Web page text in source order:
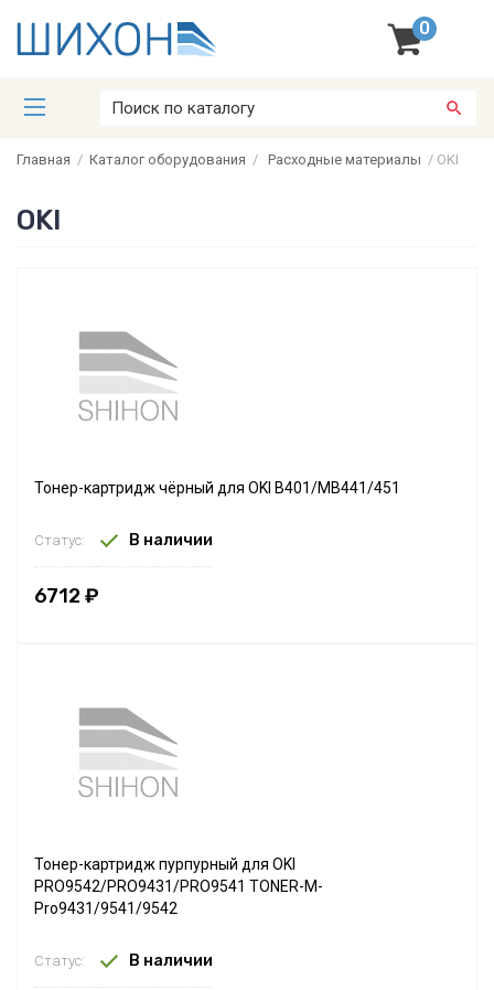
0
Главная / Каталог оборудования / Расходные материалы / OKI
OKI
Тонер-картридж чёрный для OKI B401/MB441/451
Статус: В наличии
6712 ₽
Тонер-картридж пурпурный для OKI
PRO9542/PRO9431/PRO9541 TONER-M-
Pro9431/9541/9542
Статус: В наличии